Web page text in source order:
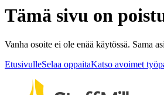
Tämä sivu on
Vanha osoite ei ole enää käytössä. Sama
EtusivulleSelaa oppaitaKatso avoimet